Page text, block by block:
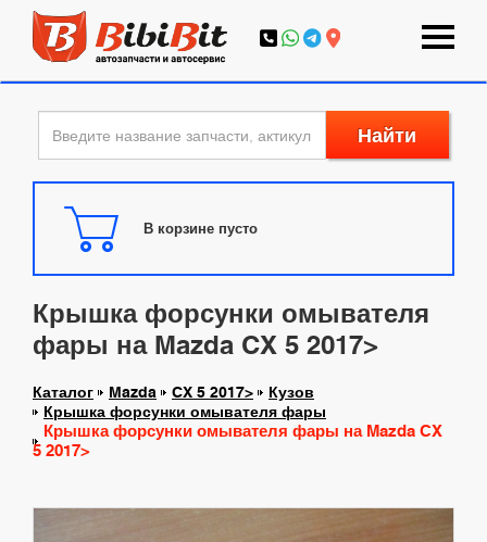
Найти
В корзине пусто
Крышка форсунки омывателя
фары на Mazda CX 5 2017>
Каталог Mazda CX 5 2017>
Кузов
Крышка форсунки омывателя фары
Крышка форсунки омывателя фары на Mazda CX
5 2017>